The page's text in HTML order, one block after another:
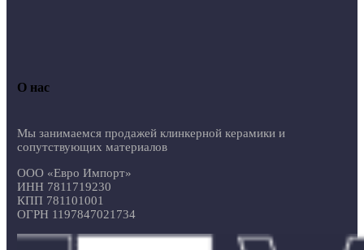
О нас
Мы занимаемся продажей клинкерной керамики и
сопутствующих материалов
ООО «Евро Импорт»
ИНН 7811719230
КПП 781101001
ОГРН 1197847021734